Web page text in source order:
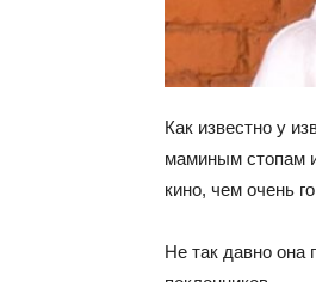
Как известно у
маминым стопам
кино, чем очень
Не так давно она